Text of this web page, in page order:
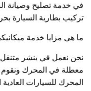
في خدمة تصليح وصيانة
تركيب بطارية السيارة
ما هي مزايا خدمة
نحن نعمل في بنشر
معطلة في المحرك ونقوم
المحرك للسيارات العادية